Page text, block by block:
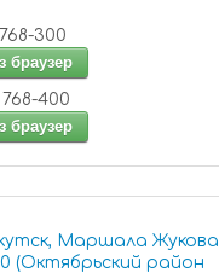
+7 (3952) 768-300
браузер
+7 (3952) 768-400
браузер
Маршала Жукова
(Октябрьский район